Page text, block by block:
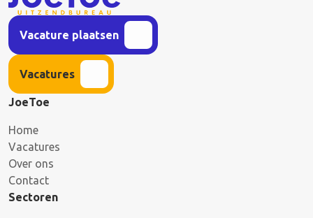
Vacature plaatsen
Vacatures
JoeToe
Home
Vacatures
Over ons
Contact
Sectoren